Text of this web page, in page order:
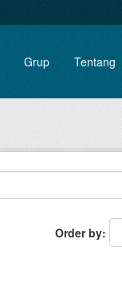
Grup Tentang
Order by